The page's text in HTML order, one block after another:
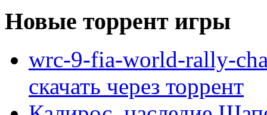
Новые торрент игры
wrc-9-fia-world-rally-
скачать через торрент